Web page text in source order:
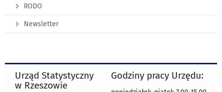
RODO
Newsletter
Urząd Statystyczny
w Rzeszowie
Godziny pracy Urzędu: